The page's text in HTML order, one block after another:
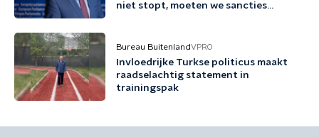
niet stopt, moeten we sancties
Bureau BuitenlandVPRO
Invloedrijke Turkse politicus maakt
raadselachtig statement in
trainingspak